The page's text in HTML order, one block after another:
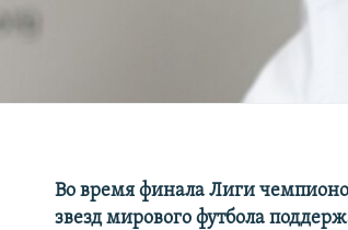
Во время финала Лиги
звезд мирового футбола